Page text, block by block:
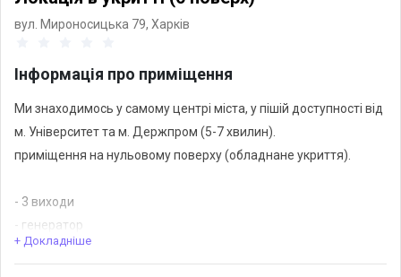
вул. Мироносицька 79, Харків
Інформація про приміщення
Ми знаходимось у самому центрі міста, у пішій доступності від
м. Університет та м. Держпром (5-7 хвилин).
приміщення на нульовому поверху (обладнане укриття).
- 3 виходи
- генератор
- зарядна станція
+ Докладніше